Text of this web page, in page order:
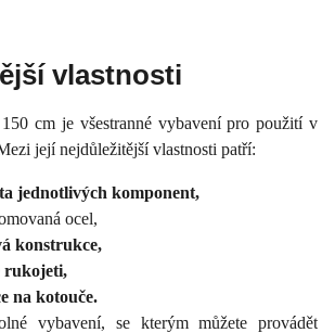
vlastnosti
cm je všestranné vybavení pro použití v
její nejdůležitější vlastnosti patří:
jednotlivých komponent,
ocel,
konstrukce,
rukojeti,
na kotouče.
vybavení, se kterým můžete provádět